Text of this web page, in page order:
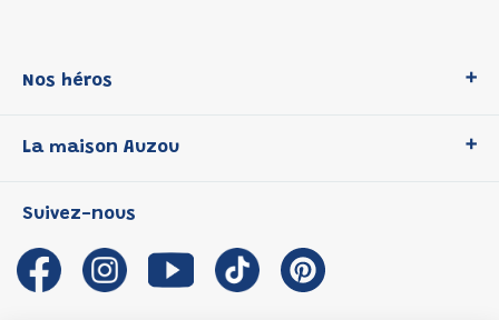
Nos héros
P'tit Loup
Les Influenceuses
Migali
Petite Taupe
La maison Auzou
Notre histoire
Auzou s'engage
Auteurs et illustrateurs Auzou
Suivez-nous